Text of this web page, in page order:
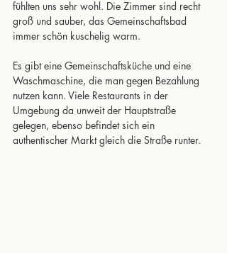
fühlten uns sehr wohl. Die Zimmer sind recht
groß und sauber, das Gemeinschaftsbad
immer schön kuschelig warm.
Es gibt eine Gemeinschaftsküche und eine
Waschmaschine, die man gegen Bezahlung
nutzen kann. Viele Restaurants in der
Umgebung da unweit der Hauptstraße
gelegen, ebenso befindet sich ein
authentischer Markt gleich die Straße runter.